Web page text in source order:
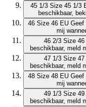
45 1/3 Size 45 1/3
beschikbaar,
46 Size 46 EU Geef
mij
46 2/3 Size 46
beschikbaar, meld
47 1/3 Size 47
beschikbaar, meld
48 Size 48 EU Geef
mij
49 1/3 Size 49
beschikbaar, meld